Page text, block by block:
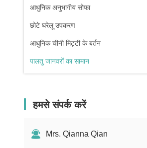
आधुनिक अनुभागीय सोफा
छोटे घरेलू उपकरण
आधुनिक चीनी मिट्टी के बर्तन
पालतु जानवरों का सामान
हमसे संपर्क करें
Mrs. Qianna Qian